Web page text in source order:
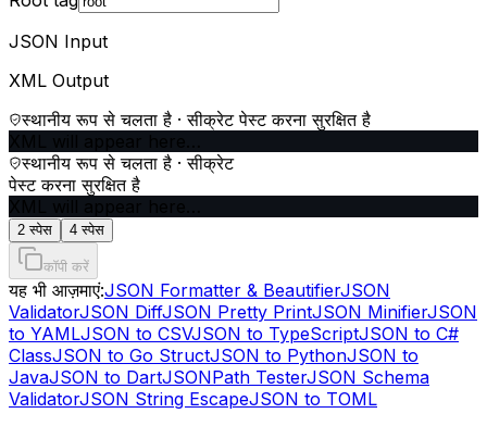
JSON Input
XML Output
स्थानीय रूप से चलता है · सीक्रेट पेस्ट करना सुरक्षित है
स्थानीय रूप से चलता है · सीक्रेट
पेस्ट करना सुरक्षित है
2 स्पेस 4 स्पेस
कॉपी करें
यह भी आज़माएं:JSON Formatter & BeautifierJSON
ValidatorJSON DiffJSON Pretty PrintJSON MinifierJSON
to YAMLJSON to CSVJSON to TypeScriptJSON to C#
ClassJSON to Go StructJSON to PythonJSON to
JavaJSON to DartJSONPath TesterJSON Schema
ValidatorJSON String EscapeJSON to TOML